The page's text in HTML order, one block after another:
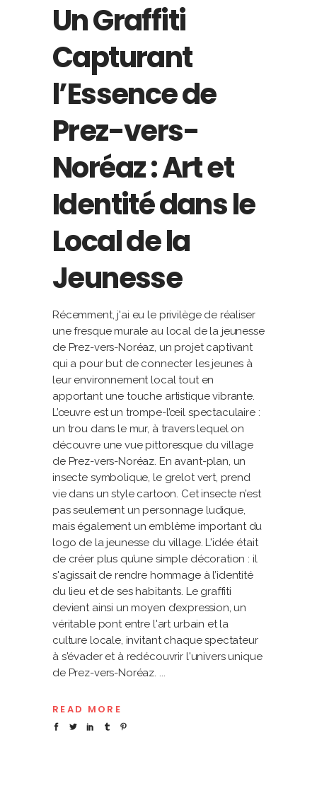
Un Graffiti
Capturant
l’Essence de
Prez-vers-
Noréaz : Art et
Identité dans le
Local de la
Jeunesse
Récemment, j'ai eu le privilège de réaliser
une fresque murale au local de la jeunesse
de Prez-vers-Noréaz, un projet captivant
qui a pour but de connecter les jeunes à
leur environnement local tout en
apportant une touche artistique vibrante.
L’œuvre est un trompe-l’œil spectaculaire :
un trou dans le mur, à travers lequel on
découvre une vue pittoresque du village
de Prez-vers-Noréaz. En avant-plan, un
insecte symbolique, le grelot vert, prend
vie dans un style cartoon. Cet insecte n’est
pas seulement un personnage ludique,
mais également un emblème important du
logo de la jeunesse du village. L'idée était
de créer plus qu’une simple décoration : il
s'agissait de rendre hommage à l’identité
du lieu et de ses habitants. Le graffiti
devient ainsi un moyen d’expression, un
véritable pont entre l'art urbain et la
culture locale, invitant chaque spectateur
à s'évader et à redécouvrir l'univers unique
de Prez-vers-Noréaz.
READ MORE